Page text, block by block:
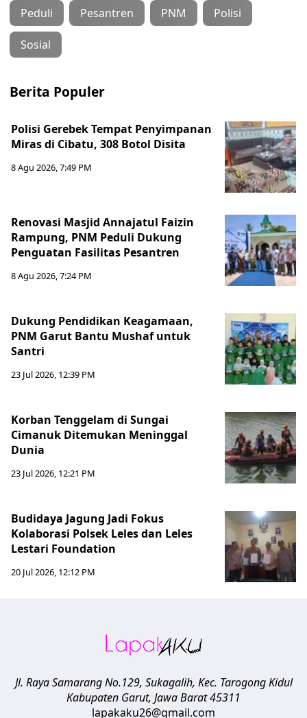
Peduli Pesantren PNM Polisi
Sosial
Berita Populer
Polisi Gerebek Tempat Penyimpanan
Miras di Cibatu, 308 Botol Disita
8 Agu 2026, 7:49 PM
Renovasi Masjid Annajatul Faizin
Rampung, PNM Peduli Dukung
Penguatan Fasilitas Pesantren
8 Agu 2026, 7:24 PM
Dukung Pendidikan Keagamaan,
PNM Garut Bantu Mushaf untuk
Santri
23 Jul 2026, 12:39 PM
Korban Tenggelam di Sungai
Cimanuk Ditemukan Meninggal
Dunia
23 Jul 2026, 12:21 PM
Budidaya Jagung Jadi Fokus
Kolaborasi Polsek Leles dan Leles
Lestari Foundation
20 Jul 2026, 12:12 PM
Jl. Raya Samarang No.129, Sukagalih, Kec. Tarogong Kidul
Kabupaten Garut, Jawa Barat45311
lapakaku26@gmail.com